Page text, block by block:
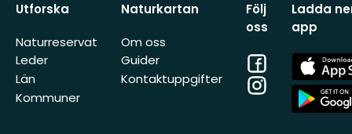
Utforska
Naturreservat
Leder
Län
Kommuner
Naturkartan
Om oss
Guider
Kontaktuppgifter
Följ
oss
Facebook
Instagram
Ladda
app
App
Store
App
Store